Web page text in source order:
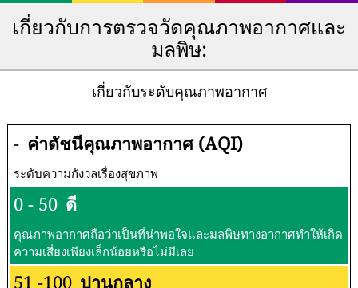
เกี่ยวกับการตรวจวัดคุณภาพอากาศและ
มลพิษ:
เกี่ยวกับระดับคุณภาพอากาศ
- ค่าดัชนีคุณภาพอากาศ (AQI)
ระดับความกังวลเรื่องสุขภาพ
0 - 50 ดี
คุณภาพอากาศถือว่าเป็นที่น่าพอใจและมลพิษทางอากาศทำให้เกิด
ความเสี่ยงเพียงเล็กน้อยหรือไม่มีเลย
51 -100 ปานกลาง